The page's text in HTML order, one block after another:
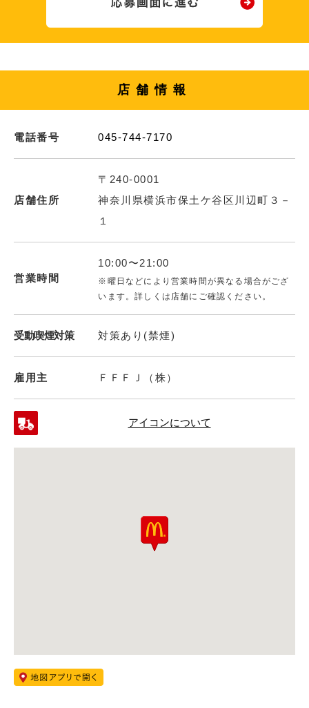
店舗情報
電話番号 045-744-7170
店舗住所
〒240-0001
神奈川県横浜市保土ケ谷区川辺町３－
１
営業時間
10:00〜21:00
※曜日などにより営業時間が異なる場合がござ
います。詳しくは店舗にご確認ください。
受動喫煙対策 対策あり(禁煙)
雇用主 ＦＦＦＪ（株）
アイコンについて